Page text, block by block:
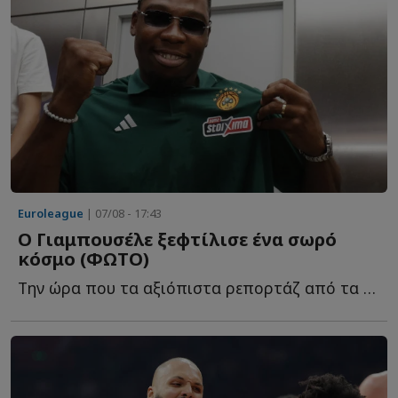
Euroleague | 07/08 - 17:43
Ο Γιαμπουσέλε ξεφτίλισε ένα σωρό
κόσμο (ΦΩΤΟ)
Την ώρα που τα αξιόπιστα ρεπορτάζ από τα εργομετρικ�...